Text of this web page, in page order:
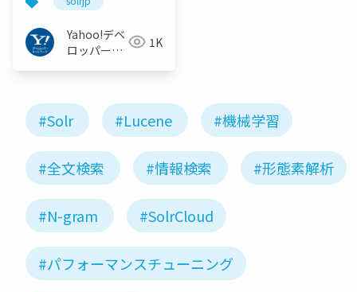
Yahoo!デベ
ロッパーネ
1K
#Solr #Lucene #機械学習
#全文検索 #情報検索 #形態素解析
#N-gram #SolrCloud
#パフォーマンスチューニング